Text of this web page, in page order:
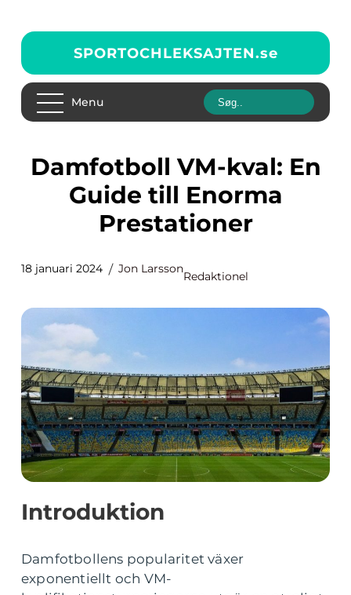
SPORTOCHLEKSAJTEN.se
Menu
Damfotboll VM-kval: En
Guide till Enorma
Prestationer
18 januari 2024 Jon Larsson
Redaktionel
Introduktion
Damfotbollens popularitet växer
exponentiellt och VM-